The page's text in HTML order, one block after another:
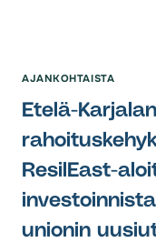
AJANKOHTAISTA
Etelä-
ResilEast-
unionin